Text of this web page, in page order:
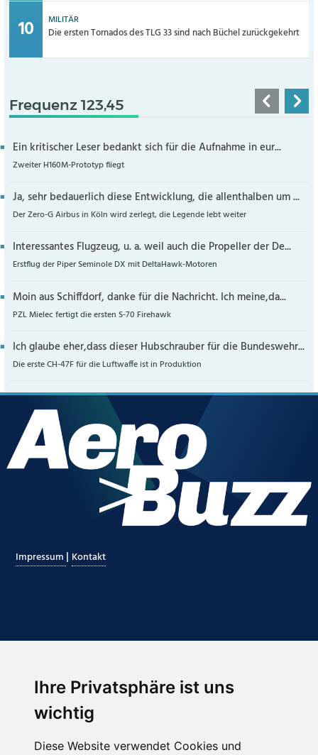
Ihre Privatsphäre ist uns
wichtig
Diese Website verwendet Cookies und
MILITÄR
Die ersten Tornados des TLG 33 sind nach Büchel zurückgekehrt
Frequenz 123,45
Ein kritischer Leser bedankt sich für die Aufnahme in eur...
Zweiter H160M-Prototyp fliegt
Ja, sehr bedauerlich diese Entwicklung, die allenthalben um ...
Der Zero-G Airbus in Köln wird zerlegt, die Legende lebt weiter
Interessantes Flugzeug, u. a. weil auch die Propeller der De...
Erstflug der Piper Seminole DX mit DeltaHawk-Motoren
Moin aus Schiffdorf, danke für die Nachricht. Ich meine,da...
PZL Mielec fertigt die ersten S-70 Firehawk
Ich glaube eher,dass dieser Hubschrauber für die Bundeswehr...
Die erste CH-47F für die Luftwaffe ist in Produktion
Impressum | Kontakt
Abonnieren Sie unseren Newsletter
Email*